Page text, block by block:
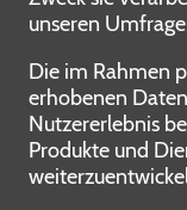
unseren
Die im Rahmen
erhobenen
Nutzererlebnis
Produkte und